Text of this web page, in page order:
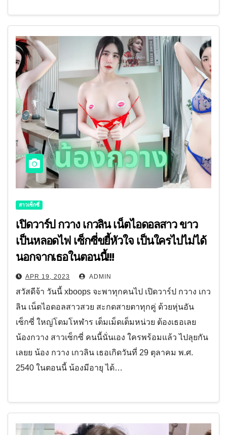
สาวเซ็กซี่
เปิดวาร์ป กวาง เกวลิน เน็ตไอดอลสาว ขาว
เป็นหลอดไฟ เซ็กซี่ขยี้หัวใจ เป็นใครไปไม่ได้
นอกจากเธอในตอนนี้!!!
APR 19, 2023 ADMIN
สวัสดีจ้า วันนี้ xboops จะพาทุกคนไป เปิดวาร์ป กวาง เกว
ลิน เน็ตไอดอลสาวสวย สะกดสายตาทุกคู่ ด้วยหุ่นอัน
เซ็กซี่ ใหญ่โตมโหฬาร เต็มเม็ดเต็มหน่วย ต้องเธอเลย
น้องกวาง สาวเซ็กซี่ คนนี้นั่นเอง ใครพร้อมแล้ว ไปลุยกัน
เลยย น้อง กวาง เกวลิน เธอเกิดวันที่ 29 ตุลาคม พ.ศ.
2540 ในตอนนี้ น้องมีอายุ ได้…